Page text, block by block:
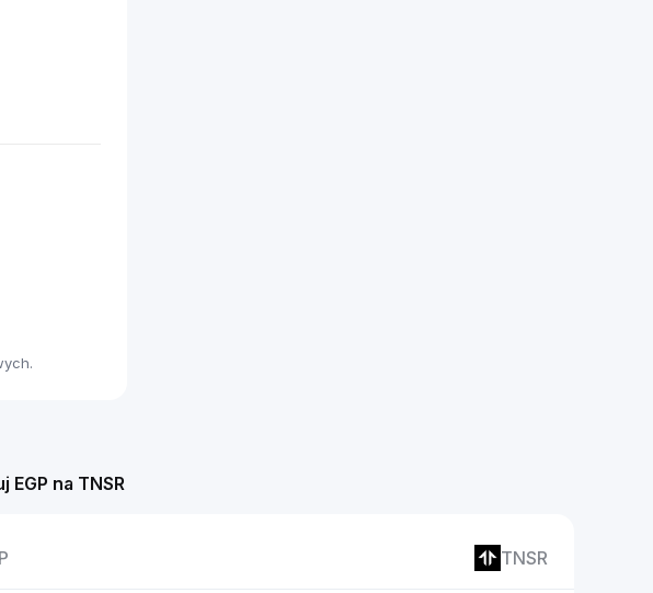
EGP na TNSR
TNSR